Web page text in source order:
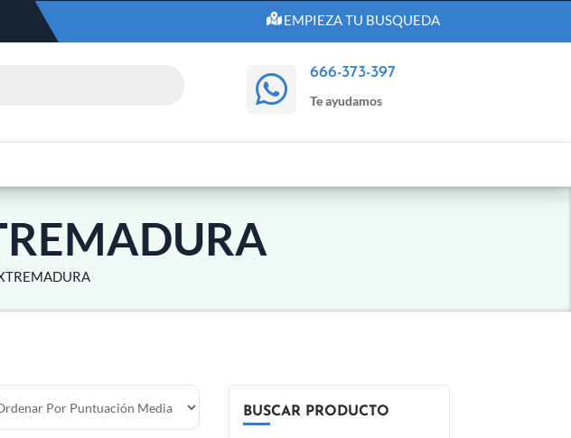
EMPIEZA TU BUSQUEDA
 666-373-397
Te ayudamos
BUSCAR PRODUCTO